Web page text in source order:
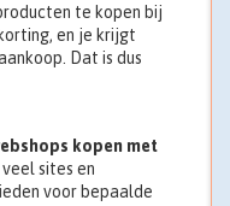
te kopen bij
en je krijgt
Dat is dus
kopen met
sites en
voor bepaalde